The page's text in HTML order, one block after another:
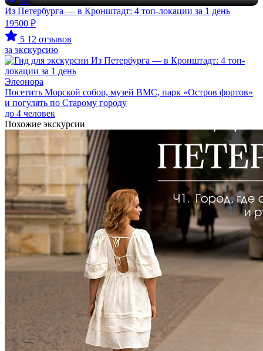
Из Петербурга — в Кронштадт: 4 топ-локации за 1 день
19500 ₽
5 12 отзывов
за экскурсию
Элеонора
Посетить Морской собор, музей ВМС, парк «Остров фортов»
и погулять по Старому городу
до 4 человек
Похожие экскурсии